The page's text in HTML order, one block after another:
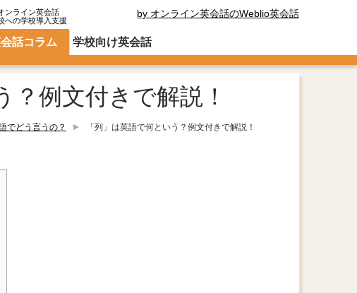
ンライン英会話
への学校導入支援
by オンライン英会話のWeblio英会話
話コラム 学校向け英会話
？例文付きで解説！
でどう言うの？ 「列」は英語で何という？例文付きで解説！